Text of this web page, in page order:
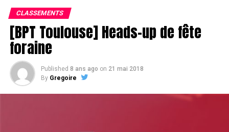
CLASSEMENTS
[BPT Toulouse] Heads-up de fête
foraine
Published 8 ans ago on 21 mai 2018
By Gregoire